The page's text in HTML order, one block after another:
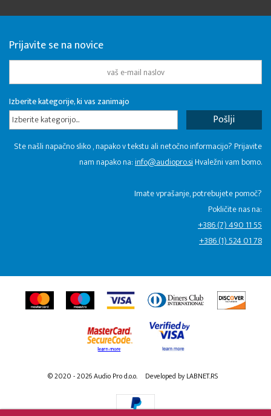
Prijavite se na novice
Izberite kategorije, ki vas zanimajo
Izberite kategorijo...
Ste našli napačno sliko , napako v tekstu ali netočno informacijo? Prijavite
nam napako na:info@audiopro.siHvaležni vam bomo.
Imate vprašanje, potrebujete pomoč?
Pokličite nas na:
+386 (7) 490 11 55
+386 (1) 524 01 78
© 2020 - 2026 Audio Pro d.o.o. Developed by LABNET.RS